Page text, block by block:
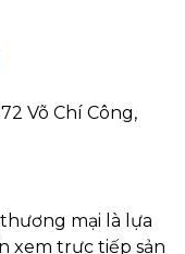
Võ Chí Công,
mại là lựa
xem trực tiếp sản